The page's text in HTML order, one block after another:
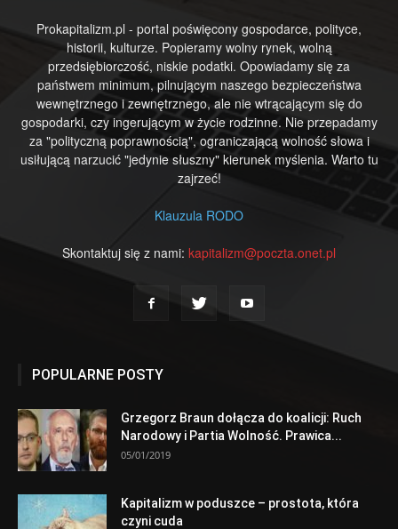
Prokapitalizm.pl - portal poświęcony gospodarce, polityce,
historii, kulturze. Popieramy wolny rynek, wolną
przedsiębiorczość, niskie podatki. Opowiadamy się za
państwem minimum, pilnującym naszego bezpieczeństwa
wewnętrznego i zewnętrznego, ale nie wtrącającym się do
gospodarki, czy ingerującym w życie rodzinne. Nie przepadamy
za "polityczną poprawnością", ograniczającą wolność słowa i
usiłującą narzucić "jedynie słuszny" kierunek myślenia. Warto tu
zajrzeć!
Klauzula RODO
Skontaktuj się z nami: kapitalizm@poczta.onet.pl
POPULARNE POSTY
Grzegorz Braun dołącza do koalicji: Ruch
Narodowy i Partia Wolność. Prawica...
05/01/2019
Kapitalizm w poduszce – prostota, która
czyni cuda